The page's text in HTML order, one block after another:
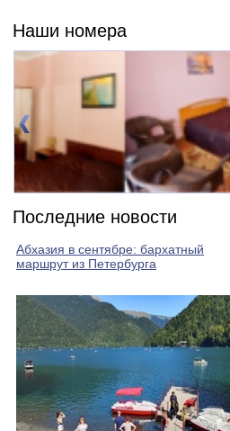
Наши номера
Последние новости
Абхазия в сентябре: бархатный
маршрут из Петербурга